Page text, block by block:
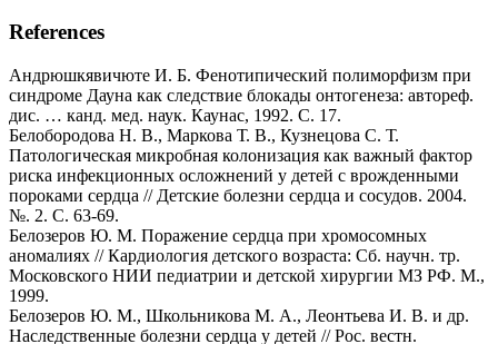
References
Андрюшкявичюте И. Б. Фенотипический полиморфизм при
синдроме Дауна как следствие блокады онтогенеза: автореф.
дис. … канд. мед. наук. Каунас, 1992. С. 17.
Белобородова Н. В., Маркова Т. В., Кузнецова С. Т.
Патологическая микробная колонизация как важный фактор
риска инфекционных осложнений у детей с врожденными
пороками сердца // Детские болезни сердца и сосудов. 2004.
№. 2. С. 63-69.
Белозеров Ю. М. Поражение сердца при хромосомных
аномалиях // Кардиология детского возраста: Сб. научн. тр.
Московского НИИ педиатрии и детской хирургии МЗ РФ. М.,
1999.
Белозеров Ю. М., Школьникова М. А., Леонтьева И. В. и др.
Наследственные болезни сердца у детей // Рос. вестн.